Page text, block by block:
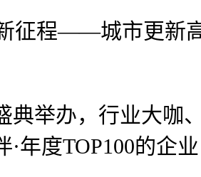
程——城市更新高
举办，行业大咖
年度TOP100的企